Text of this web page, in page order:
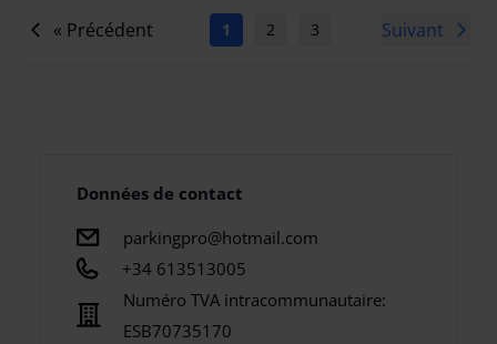
« Précédent 1 2 3 5
Suivant
Données de contact
parkingpro@hotmail.com
+34 613513005
Numéro TVA intracommunautaire:
ESB70735170